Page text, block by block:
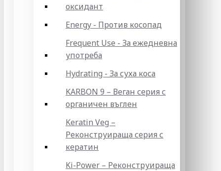
оксидант
Energy - Против косопад
Frequent Use - За ежедневна
употреба
Hydrating - За суха коса
KARBON 9 – Веган серия с
органичен въглен
Keratin Veg –
Реконструираща серия с
кератин
Ki-Power – Реконструираща